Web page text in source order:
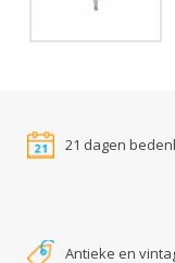
21 dagen
Antieke en